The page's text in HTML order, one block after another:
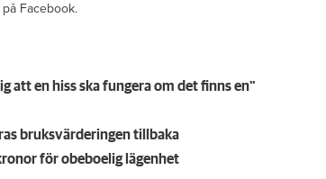
Facebook.
att en hiss ska fungera om det finns en"
bruksvärderingen tillbaka
för obeboelig lägenhet